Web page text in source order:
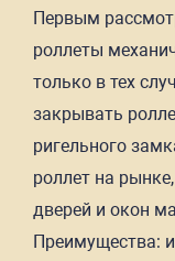
Первым
роллеты
только в тех
закрывать
ригельного
роллет на
дверей и окон
Преимущества: